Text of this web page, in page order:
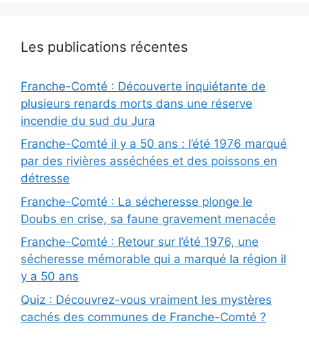
Les publications récentes
Franche-Comté : Découverte inquiétante de
plusieurs renards morts dans une réserve
incendie du sud du Jura
Franche-Comté il y a 50 ans : l’été 1976 marqué
par des rivières asséchées et des poissons en
détresse
Franche-Comté : La sécheresse plonge le
Doubs en crise, sa faune gravement menacée
Franche-Comté : Retour sur l’été 1976, une
sécheresse mémorable qui a marqué la région il
y a 50 ans
Quiz : Découvrez-vous vraiment les mystères
cachés des communes de Franche-Comté ?